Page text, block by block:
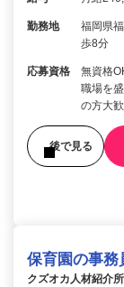
勤務地
福岡県
歩8分
応募資格
無資格
職場を
の方大
後で見る
保育園の事務
クズオカ人材紹介所